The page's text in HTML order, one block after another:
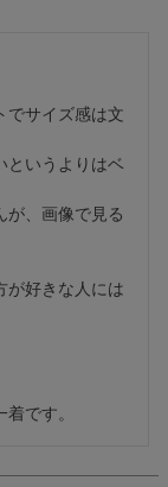
でサイズ感は文
というよりはベ
が、画像で見る
が好きな人には
です。